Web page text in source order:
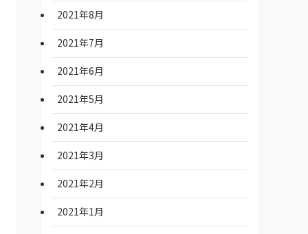
2021年8月
2021年7月
2021年6月
2021年5月
2021年4月
2021年3月
2021年2月
2021年1月